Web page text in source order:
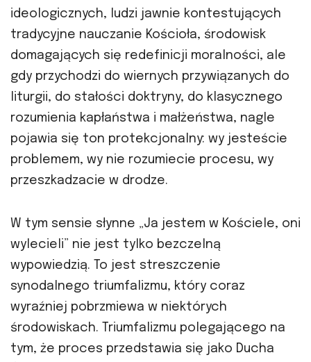
ideologicznych, ludzi jawnie kontestujących
tradycyjne nauczanie Kościoła, środowisk
domagających się redefinicji moralności, ale
gdy przychodzi do wiernych przywiązanych do
liturgii, do stałości doktryny, do klasycznego
rozumienia kapłaństwa i małżeństwa, nagle
pojawia się ton protekcjonalny: wy jesteście
problemem, wy nie rozumiecie procesu, wy
przeszkadzacie w drodze.
W tym sensie słynne „Ja jestem w Kościele, oni
wylecieli” nie jest tylko bezczelną
wypowiedzią. To jest streszczenie
synodalnego triumfalizmu, który coraz
wyraźniej pobrzmiewa w niektórych
środowiskach. Triumfalizmu polegającego na
tym, że proces przedstawia się jako Ducha